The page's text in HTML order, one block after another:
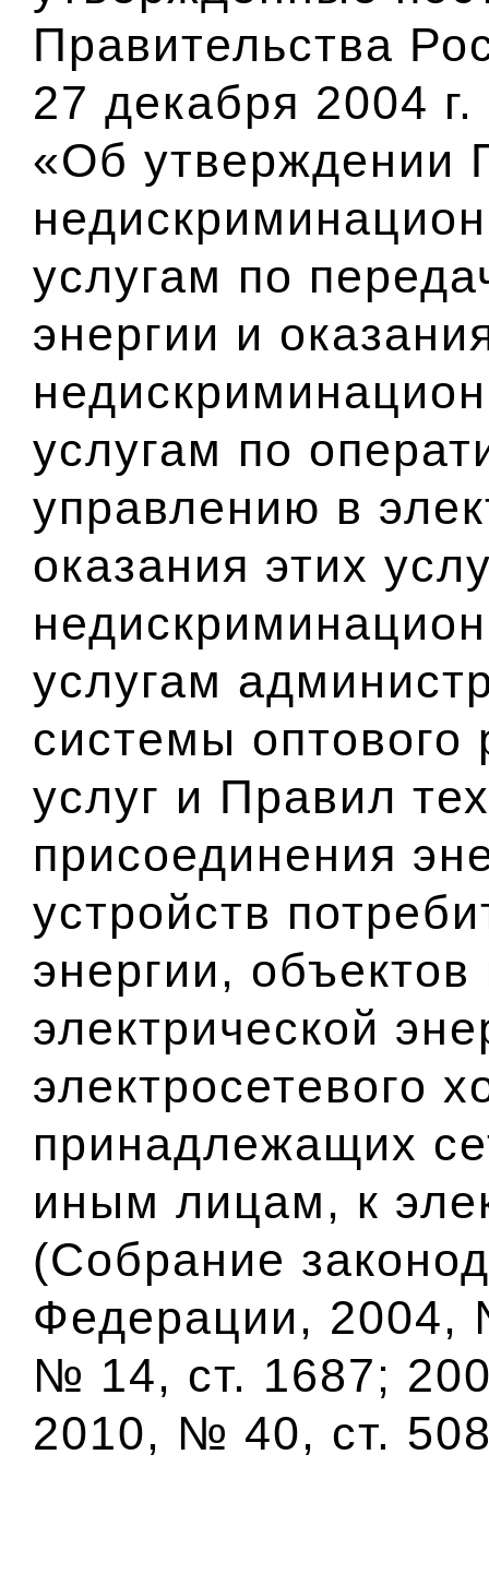
Правительства
27 декабря 2004
«Об утверждении
услугам по
энергии и
услугам по
управлению в
оказания этих
услугам
системы оптового
услуг и Правил
присоединения
устройств
энергии,
электрической
электросетевого
принадлежащих
иным лицам, к
(Собрание
Федерации, 2004,
№ 14, ст. 1687;
2010, № 40, ст.